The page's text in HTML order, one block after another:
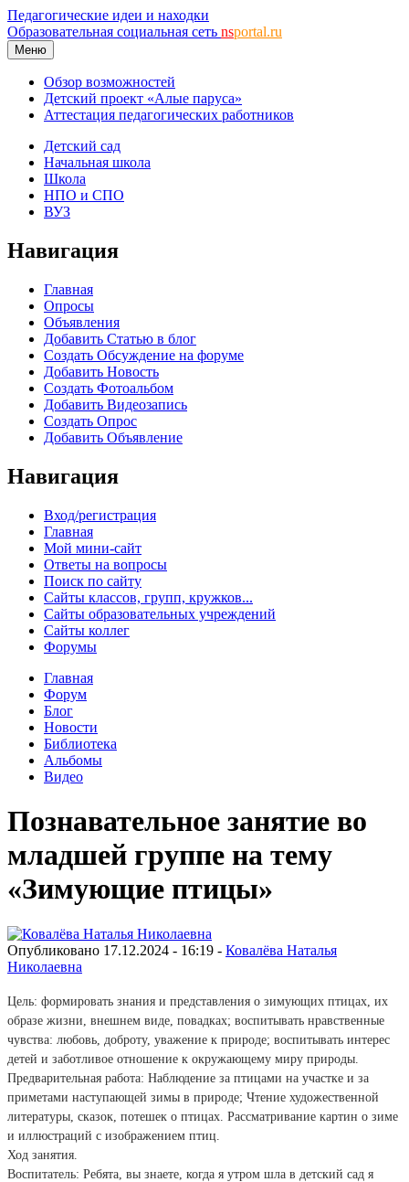
Педагогические идеи и находки
Образовательная социальная сеть nsportal.ru
Меню
Обзор возможностей
Детский проект «Алые паруса»
Аттестация педагогических работников
Детский сад
Начальная школа
Школа
НПО и СПО
ВУЗ
Навигация
Главная
Опросы
Объявления
Добавить Статью в блог
Создать Обсуждение на форуме
Добавить Новость
Создать Фотоальбом
Добавить Видеозапись
Создать Опрос
Добавить Объявление
Навигация
Вход/регистрация
Главная
Мой мини-сайт
Ответы на вопросы
Поиск по сайту
Сайты классов, групп, кружков...
Сайты образовательных учреждений
Сайты коллег
Форумы
Главная
Форум
Блог
Новости
Библиотека
Альбомы
Видео
Познавательное занятие во
младшей группе на тему
«Зимующие птицы»
Опубликовано 17.12.2024 - 16:19 - Ковалёва Наталья
Николаевна
Цель: формировать знания и представления о зимующих птицах, их
образе жизни, внешнем виде, повадках; воспитывать нравственные
чувства: любовь, доброту, уважение к природе; воспитывать интерес
детей и заботливое отношение к окружающему миру природы.
Предварительная работа: Наблюдение за птицами на участке и за
приметами наступающей зимы в природе; Чтение художественной
литературы, сказок, потешек о птицах. Рассматривание картин о зиме
и иллюстраций с изображением птиц.
Ход занятия.
Воспитатель: Ребята, вы знаете, когда я утром шла в детский сад я